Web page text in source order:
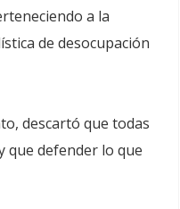
a la
de desocupación
descartó que todas
que defender lo que